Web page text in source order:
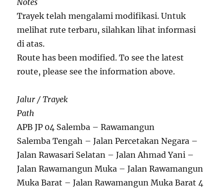
Notes
Trayek telah mengalami modifikasi. Untuk
melihat rute terbaru, silahkan lihat informasi
di atas.
Route has been modified. To see the latest
route, please see the information above.
Jalur / Trayek
Path
APB JP 04 Salemba – Rawamangun
Salemba Tengah – Jalan Percetakan Negara –
Jalan Rawasari Selatan – Jalan Ahmad Yani –
Jalan Rawamangun Muka – Jalan Rawamangun
Muka Barat – Jalan Rawamangun Muka Barat 4